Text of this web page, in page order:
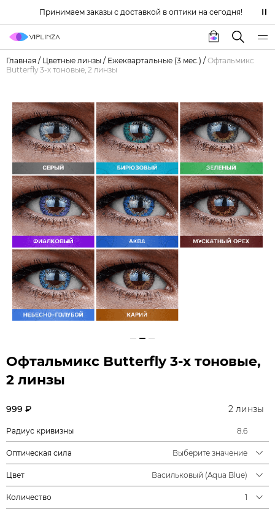
Принимаем заказы с доставкой в оптики на сегодня!
Главная / Цветные линзы / Ежеквартальные (3 мес.) / Офтальмикс
Butterfly 3-х тоновые, 2 линзы
Офтальмикс Butterfly 3-х тоновые,
2 линзы
999 ₽ 2 линзы
Радиус кривизны 8.6
Оптическая сила Выберите значение
Цвет Васильковый (Aqua Blue)
Количество 1